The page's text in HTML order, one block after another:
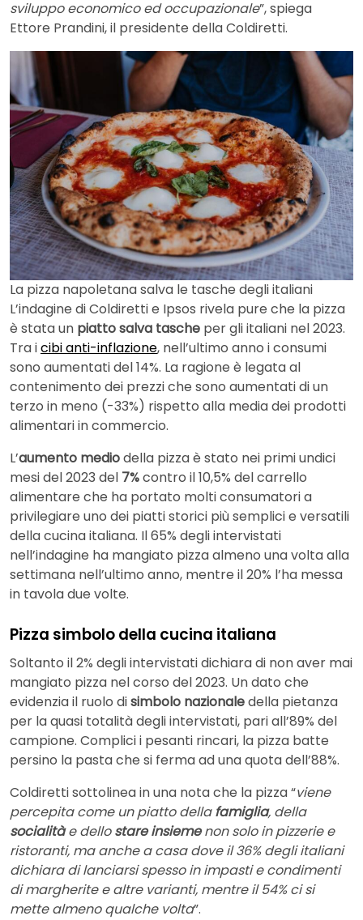
sviluppo economico ed occupazionale”, spiega
Ettore Prandini, il presidente della Coldiretti.
La pizza napoletana salva le tasche degli italiani
L’indagine di Coldiretti e Ipsos rivela pure che la pizza
è stata un piatto salva tasche per gli italiani nel 2023.
Tra icibi anti-inflazione, nell’ultimo anno i consumi
sono aumentati del 14%. La ragione è legata al
contenimento dei prezzi che sono aumentati di un
terzo in meno (-33%) rispetto alla media dei prodotti
alimentari in commercio.
L’aumento mediodella pizza è stato nei primi undici
mesi del 2023 del 7%contro il 10,5% del carrello
alimentare che ha portato molti consumatori a
privilegiare uno dei piatti storici più semplici e versatili
della cucina italiana. Il 65% degli intervistati
nell’indagine ha mangiato pizza almeno una volta alla
settimana nell’ultimo anno, mentre il 20% l’ha messa
in tavola due volte.
Pizza simbolo della cucina italiana
Soltanto il 2% degli intervistati dichiara di non aver mai
mangiato pizza nel corso del 2023. Un dato che
evidenzia il ruolo disimbolo nazionaledella pietanza
per la quasi totalità degli intervistati, pari all’89% del
campione. Complici i pesanti rincari, la pizza batte
persino la pasta che si ferma ad una quota dell’88%.
Coldiretti sottolinea in una nota che la pizza “viene
percepita come un piatto dellafamiglia, della
socialitàe dellostare insiemenon solo in pizzerie e
ristoranti, ma anche a casa dove il 36% degli italiani
dichiara di lanciarsi spesso in impasti e condimenti
di margherite e altre varianti, mentre il 54% ci si
mette almeno qualche volta”.